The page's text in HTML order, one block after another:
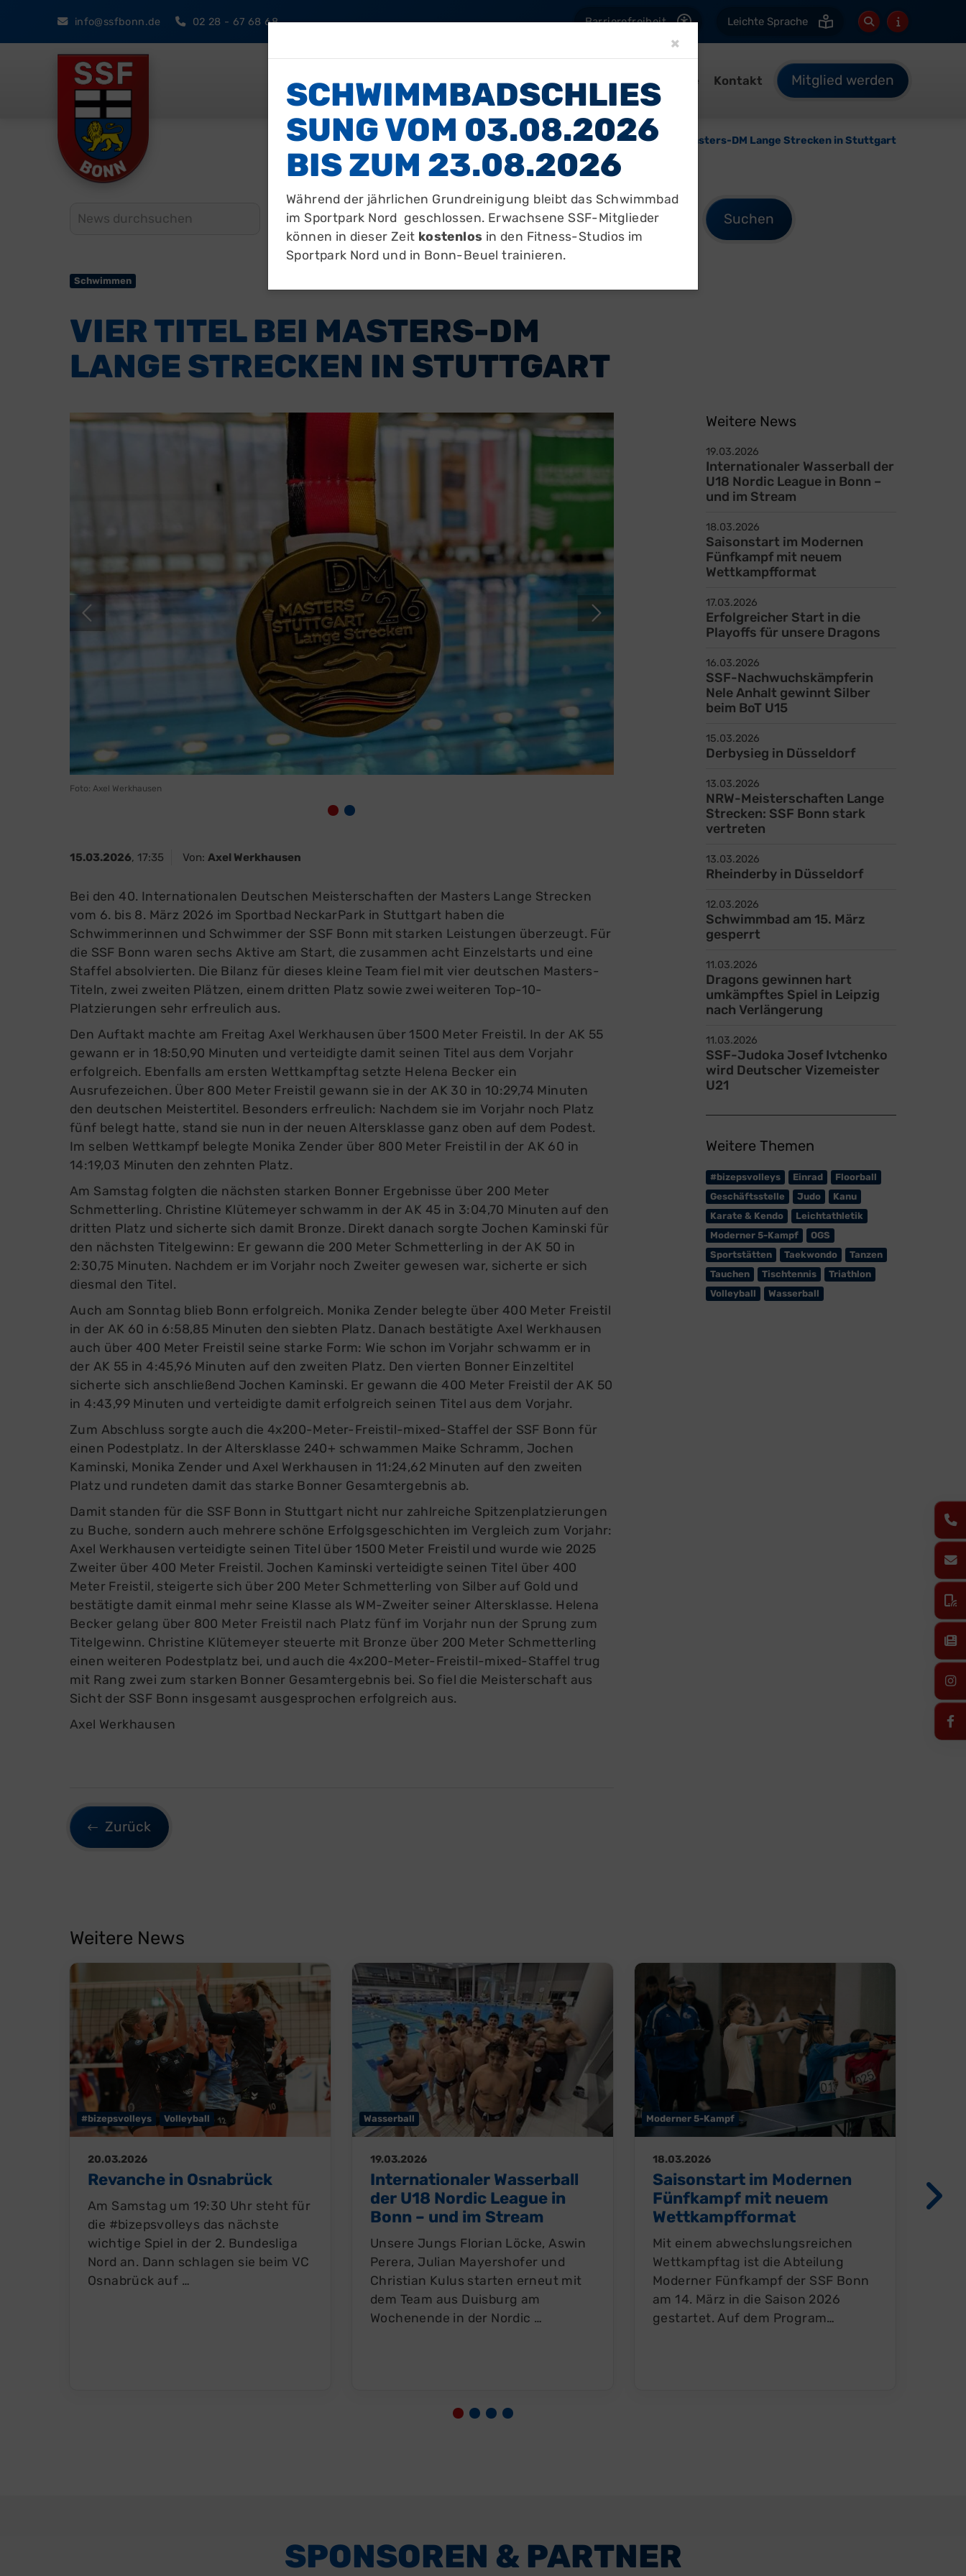
info@ssfbonn.de 02 28 - 67 68 68 Barrierefreiheit Leichte Sprache
Sport Sportstätten Mitgliedschaft Über uns Aktuelles Termine Kontakt Mitglied werden
Du befindest dich hier: Aktuelles Neuigkeiten Vier Titel bei Masters-DM Lange Strecken in Stuttgart
Schwimmen
VIER TITEL BEI MASTERS-DM
LANGE STRECKEN IN STUTTGART
Foto: Axel Werkhausen 2 x Gold für Jochen Kaminski (mitte) (Foto: Axel Werkhausen)
15.03.2026, 17:35 Von: Axel Werkhausen
Bei den 40. Internationalen Deutschen Meisterschaften der Masters Lange Strecken
vom 6. bis 8. März 2026 im Sportbad NeckarPark in Stuttgart haben die
Schwimmerinnen und Schwimmer der SSF Bonn mit starken Leistungen überzeugt. Für
die SSF Bonn waren sechs Aktive am Start, die zusammen acht Einzelstarts und eine
Staffel absolvierten. Die Bilanz für dieses kleine Team fiel mit vier deutschen Masters-
Titeln, zwei zweiten Plätzen, einem dritten Platz sowie zwei weiteren Top-10-
Platzierungen sehr erfreulich aus.
Den Auftakt machte am Freitag Axel Werkhausen über 1500 Meter Freistil. In der AK 55
gewann er in 18:50,90 Minuten und verteidigte damit seinen Titel aus dem Vorjahr
erfolgreich. Ebenfalls am ersten Wettkampftag setzte Helena Becker ein
Ausrufezeichen. Über 800 Meter Freistil gewann sie in der AK 30 in 10:29,74 Minuten
den deutschen Meistertitel. Besonders erfreulich: Nachdem sie im Vorjahr noch Platz
fünf belegt hatte, stand sie nun in der neuen Altersklasse ganz oben auf dem Podest.
Im selben Wettkampf belegte Monika Zender über 800 Meter Freistil in der AK 60 in
14:19,03 Minuten den zehnten Platz.
Am Samstag folgten die nächsten starken Bonner Ergebnisse über 200 Meter
Schmetterling. Christine Klütemeyer schwamm in der AK 45 in 3:04,70 Minuten auf den
dritten Platz und sicherte sich damit Bronze. Direkt danach sorgte Jochen Kaminski für
den nächsten Titelgewinn: Er gewann die 200 Meter Schmetterling in der AK 50 in
2:30,75 Minuten. Nachdem er im Vorjahr noch Zweiter gewesen war, sicherte er sich
diesmal den Titel.
Auch am Sonntag blieb Bonn erfolgreich. Monika Zender belegte über 400 Meter Freistil
in der AK 60 in 6:58,85 Minuten den siebten Platz. Danach bestätigte Axel Werkhausen
auch über 400 Meter Freistil seine starke Form: Wie schon im Vorjahr schwamm er in
der AK 55 in 4:45,96 Minuten auf den zweiten Platz. Den vierten Bonner Einzeltitel
sicherte sich anschließend Jochen Kaminski. Er gewann die 400 Meter Freistil der AK 50
in 4:43,99 Minuten und verteidigte damit erfolgreich seinen Titel aus dem Vorjahr.
Zum Abschluss sorgte auch die 4x200-Meter-Freistil-mixed-Staffel der SSF Bonn für
einen Podestplatz. In der Altersklasse 240+ schwammen Maike Schramm, Jochen
Kaminski, Monika Zender und Axel Werkhausen in 11:24,62 Minuten auf den zweiten
Platz und rundeten damit das starke Bonner Gesamtergebnis ab.
Damit standen für die SSF Bonn in Stuttgart nicht nur zahlreiche Spitzenplatzierungen
zu Buche, sondern auch mehrere schöne Erfolgsgeschichten im Vergleich zum Vorjahr:
Axel Werkhausen verteidigte seinen Titel über 1500 Meter Freistil und wurde wie 2025
Zweiter über 400 Meter Freistil. Jochen Kaminski verteidigte seinen Titel über 400
Meter Freistil, steigerte sich über 200 Meter Schmetterling von Silber auf Gold und
bestätigte damit einmal mehr seine Klasse als WM-Zweiter seiner Altersklasse. Helena
Becker gelang über 800 Meter Freistil nach Platz fünf im Vorjahr nun der Sprung zum
Titelgewinn. Christine Klütemeyer steuerte mit Bronze über 200 Meter Schmetterling
einen weiteren Podestplatz bei, und auch die 4x200-Meter-Freistil-mixed-Staffel trug
mit Rang zwei zum starken Bonner Gesamtergebnis bei. So fiel die Meisterschaft aus
Sicht der SSF Bonn insgesamt ausgesprochen erfolgreich aus.
Axel Werkhausen
Zurück
Weitere News
19.03.2026
Internationaler Wasserball der
U18 Nordic League in Bonn –
und im Stream
18.03.2026
Saisonstart im Modernen
Fünfkampf mit neuem
Wettkampfformat
17.03.2026
Erfolgreicher Start in die
Playoffs für unsere Dragons
16.03.2026
SSF-Nachwuchskämpferin
Nele Anhalt gewinnt Silber
beim BoT U15
15.03.2026
Derbysieg in Düsseldorf
13.03.2026
NRW-Meisterschaften Lange
Strecken: SSF Bonn stark
vertreten
13.03.2026
Rheinderby in Düsseldorf
12.03.2026
Schwimmbad am 15. März
gesperrt
11.03.2026
Dragons gewinnen hart
umkämpftes Spiel in Leipzig
nach Verlängerung
11.03.2026
SSF-Judoka Josef Ivtchenko
wird Deutscher Vizemeister
U21
Weitere Themen
#bizepsvolleys Einrad
Floorball
Geschäftsstelle
Judo
Kanu
Karate & Kendo
Leichtathletik
Moderner 5-Kampf
OGS
Sportstätten
Taekwondo
Tanzen
Tauchen
Tischtennis
Triathlon
Volleyball
Wasserball
Weitere News
#bizepsvolleys Volleyball
20.03.2026
Revanche in Osnabrück
Am Samstag um 19:30 Uhr steht für
die #bizepsvolleys das nächste
wichtige Spiel in der 2. Bundesliga
Nord an. Dann schlagen sie beim VC
Osnabrück auf …
Wasserball
19.03.2026
Internationaler Wasserball
der U18 Nordic League in
Bonn – und im Stream
Unsere Jungs Florian Löcke, Aswin
Perera, Julian Mayershofer und
Christian Kulus starten erneut mit
dem Team aus Duisburg am
Wochenende in der Nordic …
Moderner 5-Kampf
18.03.2026
Saisonstart im Modernen
Fünfkampf mit neuem
Wettkampfformat
Mit einem abwechslungsreichen
Wettkampftag ist die Abteilung
Moderner Fünfkampf der SSF Bonn
am 14. März in die Saison 2026
gestartet. Auf dem Program…
SPONSOREN & PARTNER
Sport
Kids in Action
Schwimmkurse
Sportabzeichen
Freizeiten
Sportstätten
Service
Alles zur Mitgliedschaft
Mitgliedsbeiträge
Downloads
Fragen & Antworten
Mitglieder-Bereich
Über uns
Satzung
Soziale Projekte
Jobs
Kontakt
Schwimm- und Sportfreunde
Bonn 1905 e.V.
Sportpark Nord, Kölnstr. 313a
02 28 - 67 68 68
info@ssfbonn.de
Jetzt Newsletter
abonnieren
× Close
SCHWIMMBADSCHLIESS
UNG VOM 03.08.2026 B
IS ZUM 23.08.2026
Während der jährlichen Grundreinigung bleibt das Schwimmbad
im Sportpark Nord geschlossen. Erwachsene SSF-Mitglieder
können in dieser Zeit kostenlos in den Fitness-Studios im
Sportpark Nord und in Bonn-Beuel trainieren.